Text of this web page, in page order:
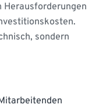
sondern